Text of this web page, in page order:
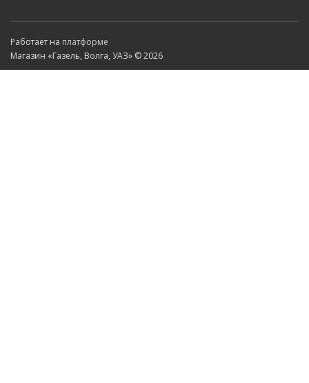
Работает на платформе
Магазин «Газель, Волга, УАЗ» © 2026